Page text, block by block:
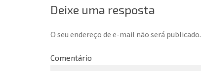
Deixe uma resposta
O seu endereço de e-mail não será publicado.
Comentário